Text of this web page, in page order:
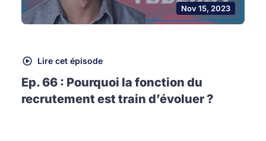
Nov 15, 2023
Lire cet épisode
Ep. 66 : Pourquoi la fonction du
recrutement est train d’évoluer ?